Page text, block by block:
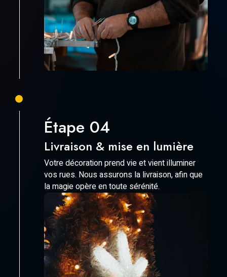
Étape 04
Livraison & mise en lumière
Votre décoration prend vie et vient illuminer
vos rues. Nous assurons la livraison, afin que
la magie opère en toute sérénité.